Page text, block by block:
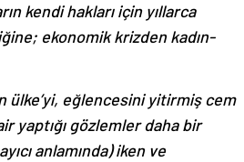
kendi hakları için yıllarca
ekonomik krizden kadın-
ülke’yi, eğlencesini yitirmiş cem
yaptığı gözlemler daha bir
anlamında) iken ve